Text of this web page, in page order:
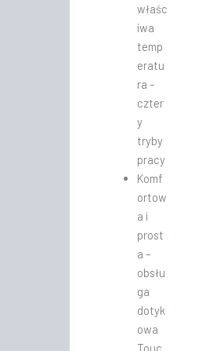
właśc
iwa
temp
eratu
ra –
czter
y
tryby
pracy
Komf
ortow
a i
prost
a –
obsłu
ga
dotyk
owa
Touc